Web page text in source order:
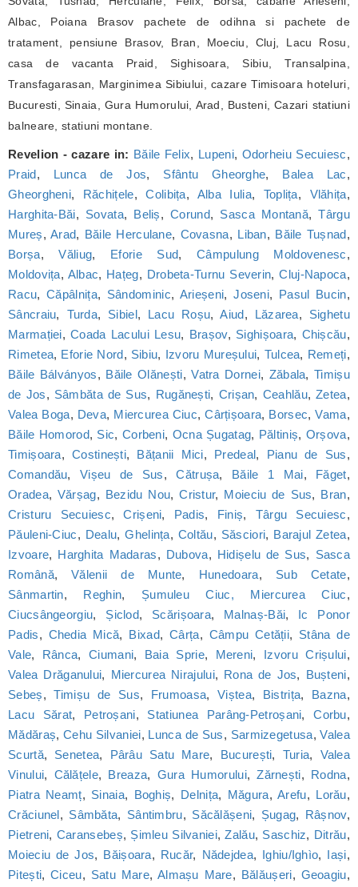
Albac, Poiana Brasov pachete de odihna si pachete de
tratament, pensiune Brasov, Bran, Moeciu, Cluj, Lacu Rosu,
casa de vacanta Praid, Sighisoara, Sibiu, Transalpina,
Transfagarasan, Marginimea Sibiului, cazare Timisoara hoteluri,
Bucuresti, Sinaia, Gura Humorului, Arad, Busteni, Cazari statiuni
balneare, statiuni montane.
Revelion - cazare in: Băile Felix, Lupeni, Odorheiu Secuiesc,
Praid, Lunca de Jos, Sfântu Gheorghe, Balea Lac,
Gheorgheni, Răchițele,Colibița, Alba Iulia, Toplița, Vlăhița,
Harghita-Băi, Sovata, Beliș,Corund, Sasca Montană,Târgu
Mureș, Arad, Băile Herculane, Covasna, Liban, Băile Tușnad,
Borșa,Văliug, Eforie Sud,Câmpulung Moldovenesc,
Moldovița, Albac, Hațeg, Drobeta-Turnu Severin,Cluj-Napoca,
Racu,Căpâlnița, Sândominic, Arieșeni,Joseni, Pasul Bucin,
Sâncraiu, Turda, Sibiel, Lacu Roșu,Aiud, Lăzarea, Sighetu
Marmației,Coada Lacului Lesu, Brașov, Sighișoara, Chișcău,
Rimetea, Eforie Nord, Sibiu, Izvoru Mureșului, Tulcea, Remeți,
Băile Bálványos, Băile Olănești,Vatra Dornei, Zăbala,Timișu
de Jos, Sâmbăta de Sus, Rugănești, Crișan, Ceahlău,Zetea,
Valea Boga, Deva, Miercurea Ciuc,Cârțișoara, Borsec,Vama,
Băile Homorod, Sic, Corbeni, Ocna Șugatag, Păltiniș, Orșova,
Timișoara,Costinești, Bățanii Mici, Predeal, Pianu de Sus,
Comandău,Vișeu de Sus,Cătrușa, Băile 1 Mai, Făget,
Oradea, Vărșag, Bezidu Nou,Cristur, Moieciu de Sus, Bran,
Cristuru Secuiesc,Crișeni, Padis, Finiș, Târgu Secuiesc,
Păuleni-Ciuc, Dealu,Ghelința, Coltău, Săsciori, Barajul Zetea,
Izvoare, Harghita Madaras, Dubova, Hidișelu de Sus, Sasca
Română,Vălenii de Munte, Hunedoara, Sub Cetate,
Sânmartin, Reghin, Șumuleu Ciuc, Miercurea Ciuc,
Ciucsângeorgiu, Șiclod, Scărișoara, Malnaș-Băi, Ic Ponor
Padis, Chedia Mică, Bixad,Cârța, Câmpu Cetății, Stâna de
Vale, Rânca,Ciumani, Baia Sprie, Mereni, Izvoru Crișului,
Valea Drăganului, Miercurea Nirajului, Rona de Jos, Bușteni,
Sebeș,Timișu de Sus, Frumoasa,Viștea, Bistrița, Bazna,
Lacu Sărat, Petroșani, Statiunea Parâng-Petroșani,Corbu,
Mădăraș,Cehu Silvaniei, Lunca de Sus, Sarmizegetusa,Valea
Scurtă, Senetea, Pârâu Satu Mare, București, Turia, Valea
Vinului, Călățele, Breaza, Gura Humorului,Zărnești, Rodna,
Piatra Neamț, Sinaia, Boghiș, Delnița, Măgura,Arefu, Lorău,
Crăciunel, Sâmbăta, Sântimbru, Săcălășeni, Șugag, Râșnov,
Pietreni, Caransebeș, Șimleu Silvaniei,Zalău, Saschiz, Ditrău,
Moieciu de Jos, Băișoara, Rucăr, Nădejdea, Ighiu/Ighìo, Iași,
Pitești,Ciceu, Satu Mare, Almașu Mare, Bălăușeri, Geoagiu,